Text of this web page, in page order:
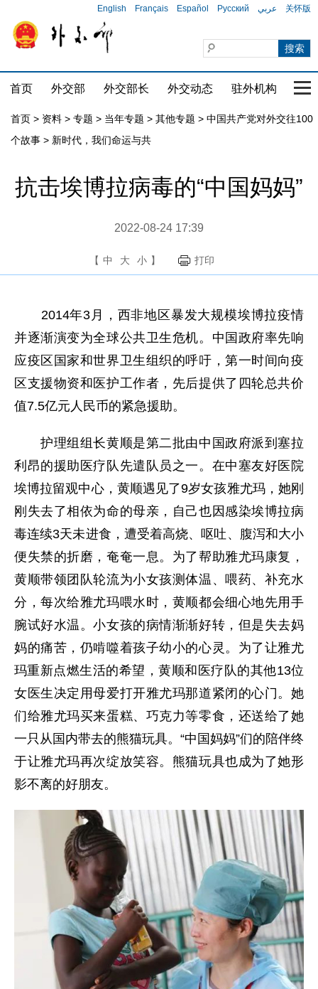
English Français Español Русский عربي 关怀版
首页 外交部 外交部长 外交动态 驻外机构 国
首页 > 资料 > 专题 > 当年专题 > 其他专题 > 中国共产党对外交往100
个故事 > 新时代，我们命运与共
抗击埃博拉病毒的“中国妈妈”
2022-08-24 17:39
【 中 大 小 】 打印
2014年3月，西非地区暴发大规模埃博拉疫情
并逐渐演变为全球公共卫生危机。中国政府率先响
应疫区国家和世界卫生组织的呼吁，第一时间向疫
区支援物资和医护工作者，先后提供了四轮总共价
值7.5亿元人民币的紧急援助。
护理组组长黄顺是第二批由中国政府派到塞拉
利昂的援助医疗队先遣队员之一。在中塞友好医院
埃博拉留观中心，黄顺遇见了9岁女孩雅尤玛，她刚
刚失去了相依为命的母亲，自己也因感染埃博拉病
毒连续3天未进食，遭受着高烧、呕吐、腹泻和大小
便失禁的折磨，奄奄一息。为了帮助雅尤玛康复，
黄顺带领团队轮流为小女孩测体温、喂药、补充水
分，每次给雅尤玛喂水时，黄顺都会细心地先用手
腕试好水温。小女孩的病情渐渐好转，但是失去妈
妈的痛苦，仍啃噬着孩子幼小的心灵。为了让雅尤
玛重新点燃生活的希望，黄顺和医疗队的其他13位
女医生决定用母爱打开雅尤玛那道紧闭的心门。她
们给雅尤玛买来蛋糕、巧克力等零食，还送给了她
一只从国内带去的熊猫玩具。“中国妈妈”们的陪伴终
于让雅尤玛再次绽放笑容。熊猫玩具也成为了她形
影不离的好朋友。